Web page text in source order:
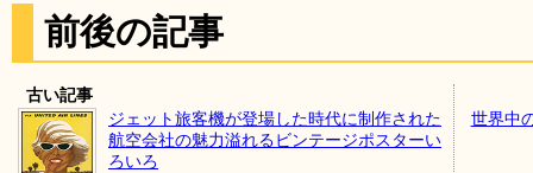
前後の記事
古い記事
ジェット旅客機が登場した時代に制作された
航空会社の魅力溢れるビンテージポスターい
ろいろ
世界中